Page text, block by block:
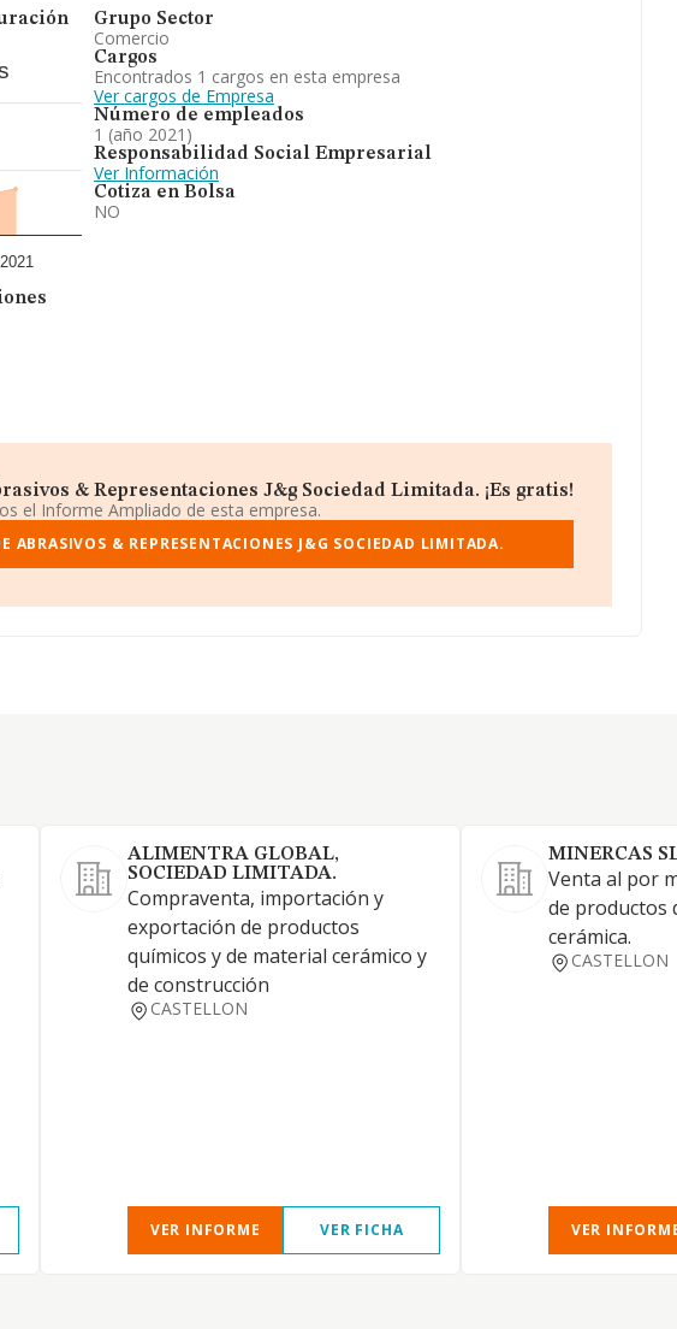
2021
Grupo Sector
Comercio
Cargos
Encontrados 1 cargos en esta empresa
Ver cargos de Empresa
Número de empleados
1 (año 2021)
Responsabilidad Social Empresarial
Ver Información
Cotiza en Bolsa
NO
& Representaciones J&g Sociedad Limitada. ¡Es gratis!
el Informe Ampliado de esta empresa.
ABRASIVOS & REPRESENTACIONES J&G SOCIEDAD LIMITADA.
ALIMENTRA GLOBAL,
SOCIEDAD LIMITADA.
Compraventa, importación y
exportación de productos
químicos y de material cerámico y
de construcción
CASTELLON
VER INFORME VER FICHA
MINERCAS
Venta al por
de productos
cerámica.
CASTELLON
VER